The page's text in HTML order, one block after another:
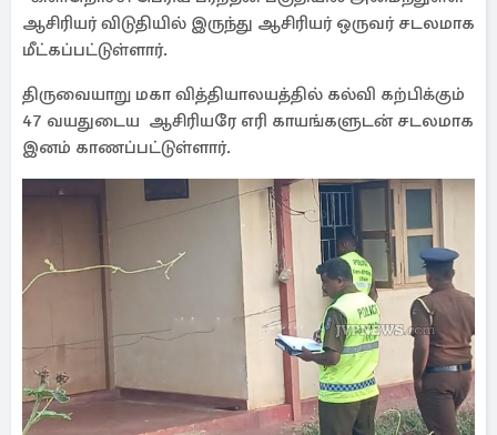
ஆசிரியர் விடுதியில் இருந்து ஆசிரியர் ஒருவர் சடலமாக
மீட்கப்பட்டுள்ளார்.
திருவையாறு மகா வித்தியாலயத்தில் கல்வி கற்பிக்கும்
47 வயதுடைய ஆசிரியரே எரி காயங்களுடன் சடலமாக
இனம் காணப்பட்டுள்ளார்.